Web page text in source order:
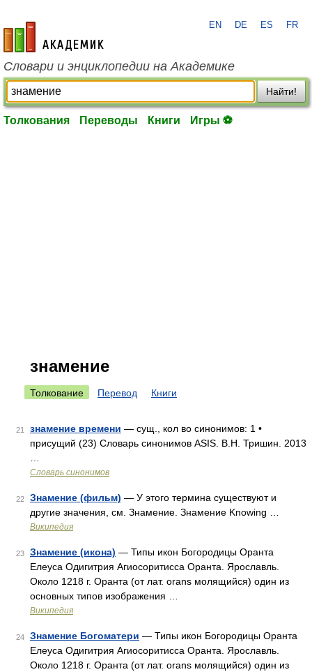
academic.ru
EN DE ES FR
Словари и энциклопедии на Академике
Найти!
Толкования Переводы Книги Игры ⚽
знамение
Толкование Перевод Книги
21 знамение времени — сущ., кол во синонимов: 1 •
присущий (23) Словарь синонимов ASIS. В.Н. Тришин. 2013
Словарь синонимов
22 Знамение (фильм) — У этого термина существуют и
другие значения, см. Знамение. Знамение Knowing …
Википедия
23 Знамение (икона) — Типы икон Богородицы Оранта
Елеуса Одигитрия Агиосоритисса Оранта. Ярославль.
Около 1218 г. Оранта (от лат. orans молящийся) один из
основных типов изображения …
Википедия
24 Знамение Богоматери — Типы икон Богородицы Оранта
Елеуса Одигитрия Агиосоритисса Оранта. Ярославль.
Около 1218 г. Оранта (от лат. orans молящийся) один из